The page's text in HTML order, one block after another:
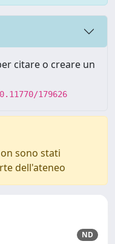
citare o creare un
179626
sono stati
dell'ateneo
ND